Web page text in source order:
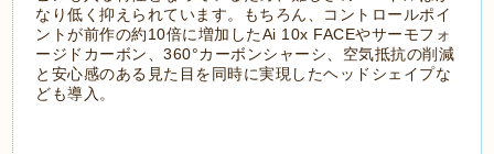
なり低く抑えられています。もちろん、コントロールポイ
ントが前作の約10倍に増加したAi 10x FACEやサーモフォ
ージドカーボン、360°カーボンシャーシ、空気抵抗の削減
と安心感のある見た目を同時に実現したヘッドシェイプな
ども導入。